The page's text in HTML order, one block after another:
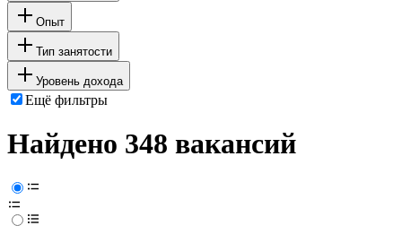
Опыт
Тип занятости
Уровень дохода
Ещё фильтры
Найдено 348 вакансий